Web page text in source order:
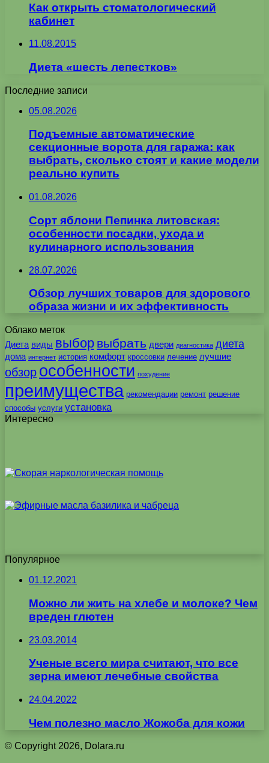
Как открыть стоматологический
кабинет
11.08.2015
Диета «шесть лепестков»
Последние записи
05.08.2026
Подъемные автоматические
секционные ворота для гаража: как
выбрать, сколько стоят и какие модели
реально купить
01.08.2026
Сорт яблони Пепинка литовская:
особенности посадки, ухода и
кулинарного использования
28.07.2026
Обзор лучших товаров для здорового
образа жизни и их эффективность
Облако меток
Диета виды выбор выбрать двери диагностика диета
дома интернет история комфорт кроссовки лечение лучшие
обзор особенности похудение
преимущества рекомендации ремонт решение
способы услуги установка
Интересно
Популярное
01.12.2021
Можно ли жить на хлебе и молоке? Чем
вреден глютен
23.03.2014
Ученые всего мира считают, что все
зерна имеют лечебные свойства
24.04.2022
Чем полезно масло Жожоба для кожи
© Copyright 2026, Dolara.ru